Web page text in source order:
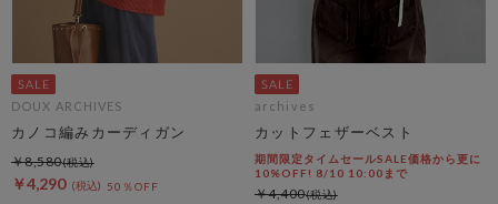
DOUX ARCHIVES
カノコ編みカーディガン
￥4,290 50％OFF
￥8,580
archives
カットフェザーベスト
期間限定タイムセールSALE価格から更に
10%OFF! 8/10 10:00まで
￥4,400